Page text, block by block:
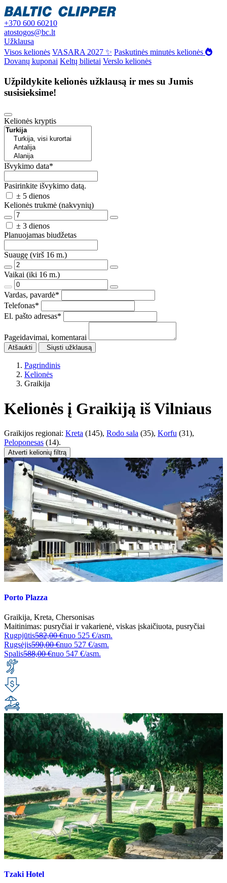
+370 600 60210
atostogos@bc.lt
Užklausa
Visos kelionės VASARA 2027 ✨ Paskutinės minutės kelionės
Dovanų kuponai Keltų bilietai Verslo kelionės
Užpildykite kelionės užklausą ir mes su Jumis
susisieksime!
Kelionės kryptis
Išvykimo data*
Pasirinkite išvykimo datą.
± 5 dienos
Kelionės trukmė (nakvynių)
± 3 dienos
Planuojamas biudžetas
Suaugę (virš 16 m.)
Vaikai (iki 16 m.)
Vardas, pavardė*
Telefonas*
El. pašto adresas*
Pageidavimai, komentarai
Atšaukti Siųsti užklausą
Pagrindinis
Kelionės
Graikija
Kelionės į Graikiją iš Vilniaus
Graikijos regionai: Kreta (145), Rodo sala (35), Korfu (31),
Peloponesas (14).
Atverti kelionių filtrą
Porto Plazza
Graikija, Kreta, Chersonisas
Maitinimas: pusryčiai ir vakarienė, viskas įskaičiuota, pusryčiai
Rugpjūtis582,00 €nuo 525 €/asm.
Rugsėjis590,00 €nuo 527 €/asm.
Spalis588,00 €nuo 547 €/asm.
Tzaki Hotel